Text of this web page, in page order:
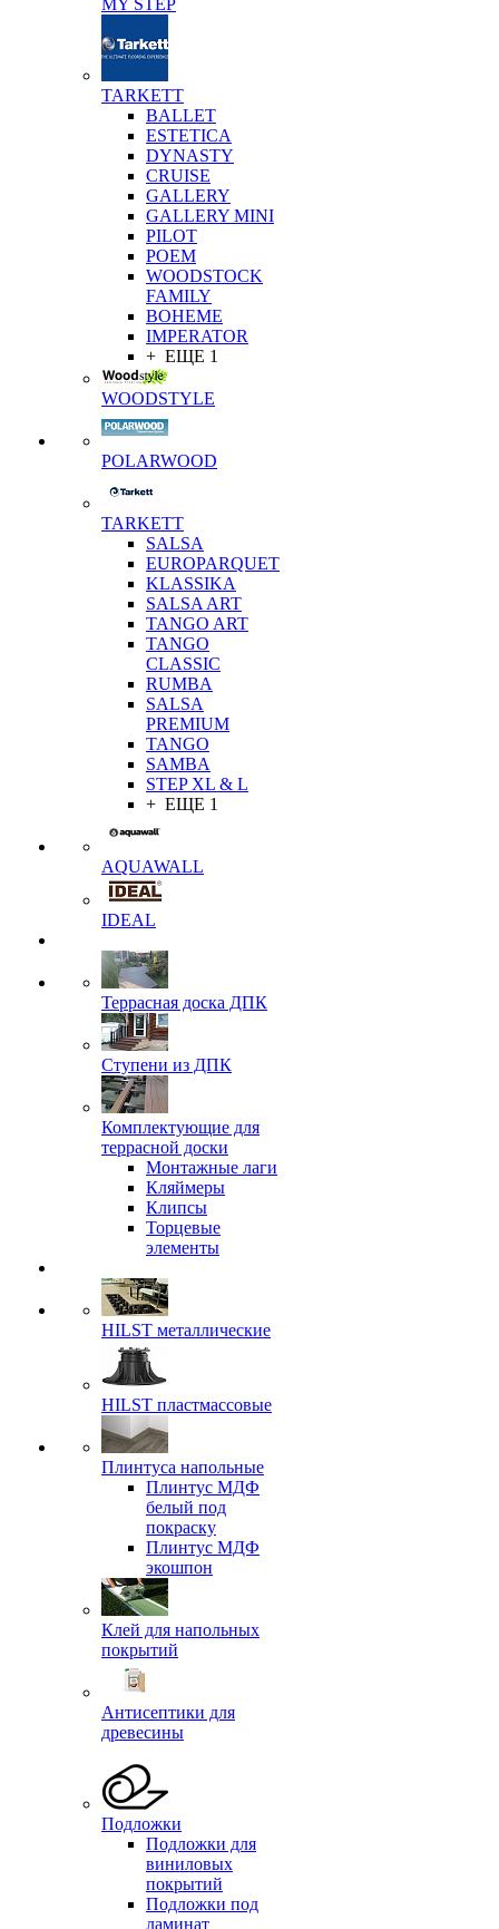
MY STEP
TARKETT
BALLET
ESTETICA
DYNASTY
CRUISE
GALLERY
GALLERY MINI
PILOT
POEM
WOODSTOCK
FAMILY
BOHEME
IMPERATOR
+ ЕЩЕ 1
WOODSTYLE
POLARWOOD
TARKETT
SALSA
EUROPARQUET
KLASSIKA
SALSA ART
TANGO ART
TANGO
CLASSIC
RUMBA
SALSA
PREMIUM
TANGO
SAMBA
STEP XL & L
+ ЕЩЕ 1
AQUAWALL
IDEAL
Террасная доска ДПК
Ступени из ДПК
Комплектующие для
террасной доски
Монтажные лаги
Кляймеры
Клипсы
Торцевые
элементы
HILST металлические
HILST пластмассовые
Плинтуса напольные
Плинтус МДФ
белый под
покраску
Плинтус МДФ
экошпон
Клей для напольных
покрытий
Антисептики для
древесины
Подложки
Подложки для
виниловых
покрытий
Подложки под
ламинат